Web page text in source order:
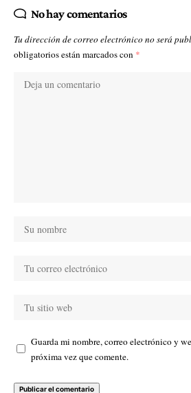
No hay comentarios
Tu dirección de correo electrónico no será
obligatorios están marcados con *
Guarda mi nombre, correo electrónico y
próxima vez que comente.